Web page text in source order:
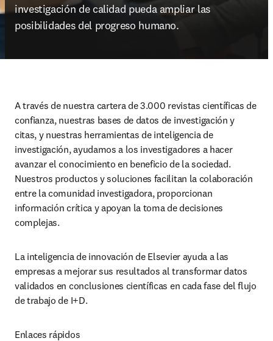
investigación de calidad pueda ampliar las
posibilidades del progreso humano.
A través de nuestra cartera de 3.000 revistas científicas de
confianza, nuestras bases de datos de investigación y
citas, y nuestras herramientas de inteligencia de
investigación, ayudamos a los investigadores a hacer
avanzar el conocimiento en beneficio de la sociedad.
Nuestros productos y soluciones facilitan la colaboración
entre la comunidad investigadora, proporcionan
información crítica y apoyan la toma de decisiones
complejas.
La inteligencia de innovación de Elsevier ayuda a las
empresas a mejorar sus resultados al transformar datos
validados en conclusiones científicas en cada fase del flujo
de trabajo de I+D.
Enlaces rápidos